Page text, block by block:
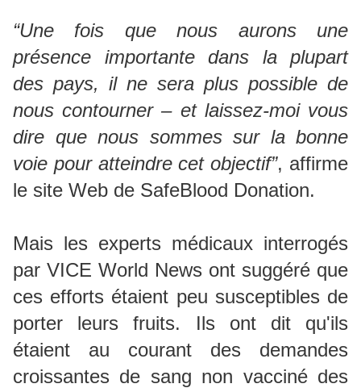
“Une fois que nous aurons une
présence importante dans la plupart
des pays, il ne sera plus possible de
nous contourner – et laissez-moi vous
dire que nous sommes sur la bonne
voie pour atteindre cet objectif”, affirme
le site Web de SafeBlood Donation.
Mais les experts médicaux interrogés
par VICE World News ont suggéré que
ces efforts étaient peu susceptibles de
porter leurs fruits. Ils ont dit qu'ils
étaient au courant des demandes
croissantes de sang non vacciné des